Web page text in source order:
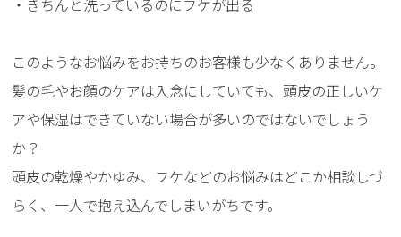
・きちんと洗っているのにフケが出る
このようなお悩みをお持ちのお客様も少なくありません。
髪の毛やお顔のケアは入念にしていても、頭皮の正しいケ
アや保湿はできていない場合が多いのではないでしょう
か？
頭皮の乾燥やかゆみ、フケなどのお悩みはどこか相談しづ
らく、一人で抱え込んでしまいがちです。